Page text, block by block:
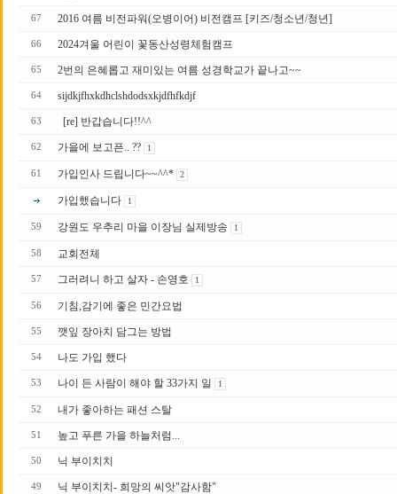
67 2016 여름 비전파워(오병이어) 비전캠프 [키즈/청소년/청년]
66 2024겨울 어린이 꽃동산성령체험캠프
65 2번의 은혜롭고 재미있는 여름 성경학교가 끝나고~~
64 sijdkjfhxkdhclshdodsxkjdfhfkdjf
63 [re] 반갑습니다!!^^
62 가을에 보고픈.. ?? 1
61 가입인사 드립니다~~^^* 2
가입했습니다 1
59 강원도 우추리 마을 이장님 실제방송 1
58 교회전체
57 그러려니 하고 살자 - 손영호 1
56 기침,감기에 좋은 민간요법
55 깻잎 장아치 담그는 방법
54 나도 가입 했다
53 나이 든 사람이 해야 할 33가지 일 1
52 내가 좋아하는 패션 스탈
51 높고 푸른 가을 하늘처럼...
50 닉 부이치치
49 닉 부이치치- 희망의 씨앗"감사함"